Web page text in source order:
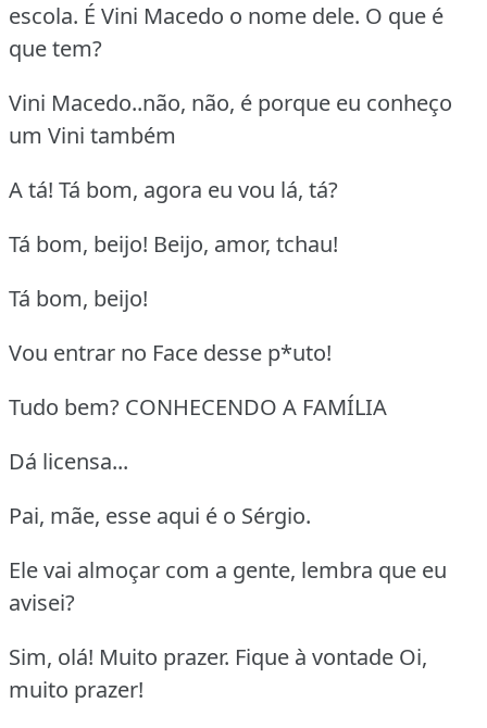
escola. É Vini Macedo o nome dele. O que é
que tem?
Vini Macedo..não, não, é porque eu conheço
um Vini também
A tá! Tá bom, agora eu vou lá, tá?
Tá bom, beijo! Beijo, amor, tchau!
Tá bom, beijo!
Vou entrar no Face desse p*uto!
Tudo bem? CONHECENDO A FAMÍLIA
Dá licensa...
Pai, mãe, esse aqui é o Sérgio.
Ele vai almoçar com a gente, lembra que eu
avisei?
Sim, olá! Muito prazer. Fique à vontade Oi,
muito prazer!